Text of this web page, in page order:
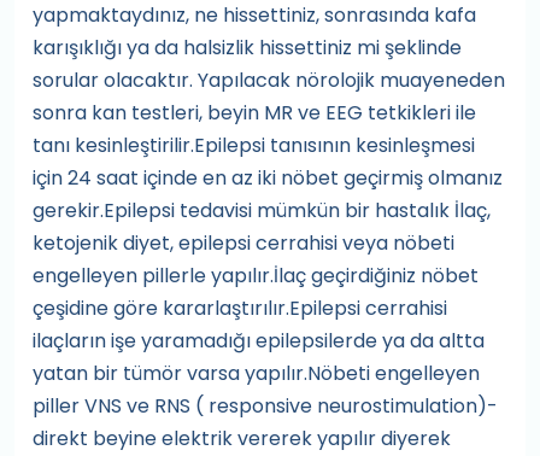
yapmaktaydınız, ne hissettiniz, sonrasında kafa
karışıklığı ya da halsizlik hissettiniz mi şeklinde
sorular olacaktır. Yapılacak nörolojik muayeneden
sonra kan testleri, beyin MR ve EEG tetkikleri ile
tanı kesinleştirilir.Epilepsi tanısının kesinleşmesi
için 24 saat içinde en az iki nöbet geçirmiş olmanız
gerekir.Epilepsi tedavisi mümkün bir hastalık İlaç,
ketojenik diyet, epilepsi cerrahisi veya nöbeti
engelleyen pillerle yapılır.İlaç geçirdiğiniz nöbet
çeşidine göre kararlaştırılır.Epilepsi cerrahisi
ilaçların işe yaramadığı epilepsilerde ya da altta
yatan bir tümör varsa yapılır.Nöbeti engelleyen
piller VNS ve RNS ( responsive neurostimulation)-
direkt beyine elektrik vererek yapılır diyerek